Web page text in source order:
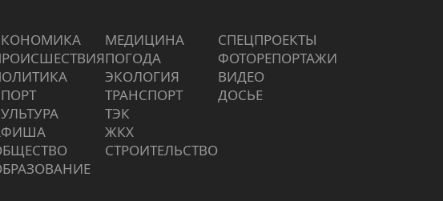
МЕДИЦИНА
ПОГОДА
ЭКОЛОГИЯ
ТРАНСПОРТ
ТЭК
ЖКХ
СТРОИТЕЛЬСТВО
СПЕЦПРОЕКТЫ
ФОТОРЕПОРТАЖИ
ВИДЕО
ДОСЬЕ